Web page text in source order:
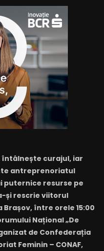
întâlnește curajul, iar
antreprenoriatul
puternice resurse pe
și rescrie viitorul
Brașov, între orele 15:00
Național „De
de Confederația
Feminin – CONAF,